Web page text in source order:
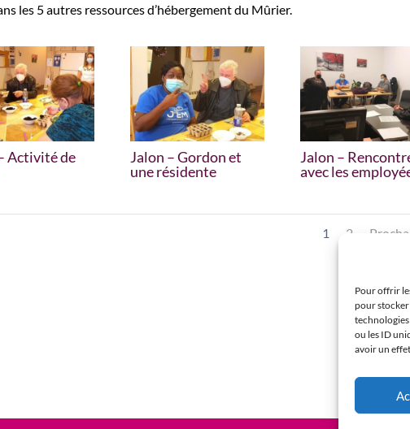
Pour offrir
pour stocker
ou les ID
avoir un
les 5 autres ressources d’hébergement du Mûrier.
Activité de
Jalon – Gordon et
une résidente
Jalon –
avec les
1 2